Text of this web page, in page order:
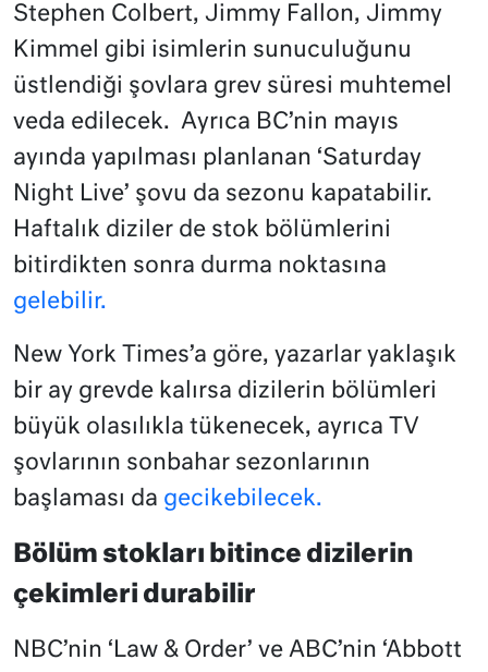
Stephen Colbert, Jimmy Fallon, Jimmy
Kimmel gibi isimlerin sunuculuğunu
üstlendiği şovlara grev süresi muhtemel
veda edilecek. Ayrıca BC’nin mayıs
ayında yapılması planlanan ‘Saturday
Night Live’ şovu da sezonu kapatabilir.
Haftalık diziler de stok bölümlerini
bitirdikten sonra durma noktasına
gelebilir.
New York Times’a göre, yazarlar yaklaşık
bir ay grevde kalırsa dizilerin bölümleri
büyük olasılıkla tükenecek, ayrıca TV
şovlarının sonbahar sezonlarının
başlaması da gecikebilecek.
Bölüm stokları bitince dizilerin
çekimleri durabilir
NBC’nin ‘Law & Order’ ve ABC’nin ‘Abbott